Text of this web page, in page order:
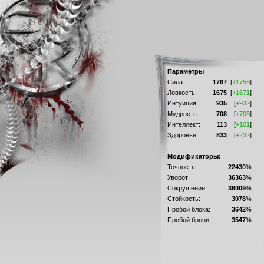
Параметры
Сила:
1767 [+1756]
Ловкость:
1675 [+1671]
Интуиция:
935 [+932]
Мудрость:
708 [+706]
Интеллект:
113 [+101]
Здоровье:
833 [+232]
Модификаторы:
Точность:
22430%
Уворот:
36363%
Сокрушение:
36009%
Стойкость:
3078%
Пробой блока:
3642%
Пробой брони:
3547%